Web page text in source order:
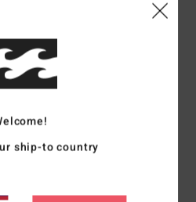
Reef Hemp Short Sleeve
Dit Adventure Division
een overhemdkraag, korte
naar een perfecte balans
ship-to country